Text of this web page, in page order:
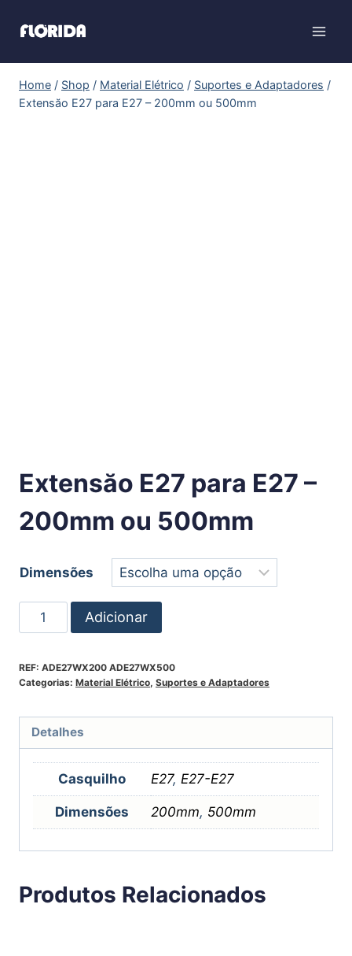
Home / Shop / Material Elétrico / Suportes e Adaptadores /
Extensăo E27 para E27 – 200mm ou 500mm
Extensăo E27 para E27 –
200mm ou 500mm
Dimensões
Adicionar
REF: ADE27WX200 ADE27WX500
Categorias: Material Elétrico, Suportes e Adaptadores
Detalhes
Casquilho E27, E27-E27
Dimensões 200mm, 500mm
Produtos Relacionados